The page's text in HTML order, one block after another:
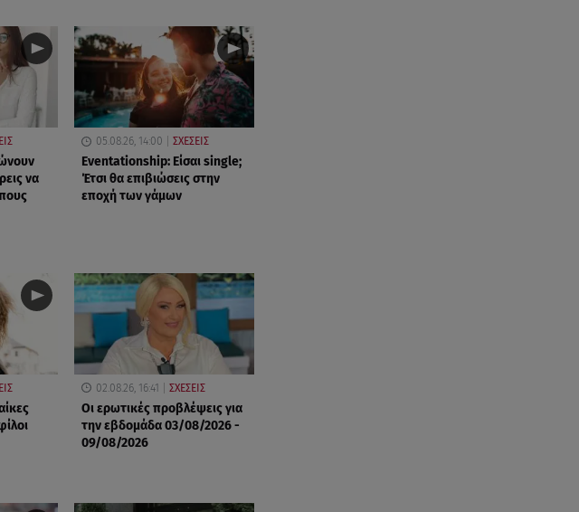
να
05.08.26, 14:00 ΣΧΕΣΕΙΣ
Eventationship: Είσαι single;
Έτσι θα επιβιώσεις στην
εποχή των γάμων
02.08.26, 16:41 ΣΧΕΣΕΙΣ
Οι ερωτικές προβλέψεις για
την εβδομάδα 03/08/2026 -
09/08/2026